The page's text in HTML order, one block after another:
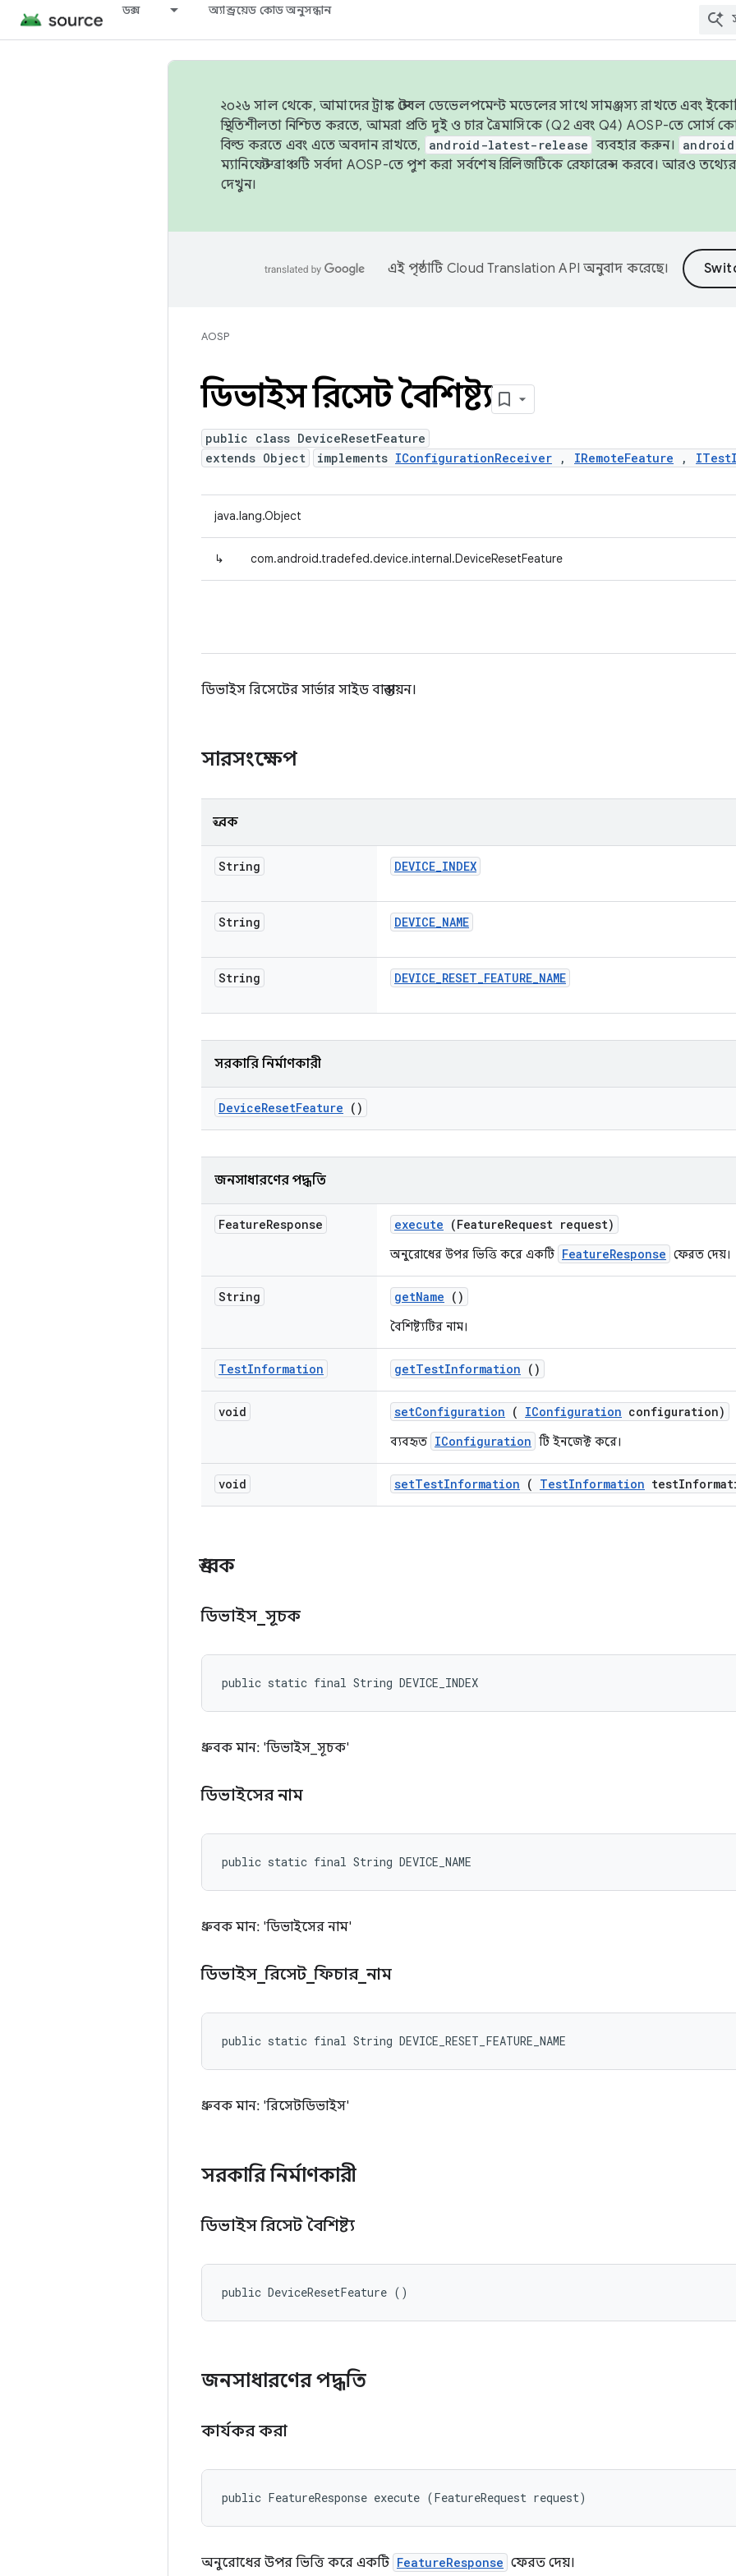
ডক্স অ্যান্ড্রয়েড কোড অনুসন্ধান
২০২৬ সাল থেকে, আমাদের ট্রাঙ্ক স্টেবল ডেভেলপমেন্ট মডেলের সাথে সামঞ্জস্য রাখতে এবং
স্থিতিশীলতা নিশ্চিত করতে, আমরা প্রতি দুই ও চার ত্রৈমাসিকে (Q2 এবং Q4) AOSP-তে সোর্স
বিল্ড করতে এবং এতে অবদান রাখতে,
android-latest-release ব্যবহার করুন।
ম্যানিফেস্ট ব্রাঞ্চটি সর্বদা AOSP-তে পুশ করা সর্বশেষ রিলিজটিকে রেফারেন্স করবে। আরও
দেখুন।
এই পৃষ্ঠাটি Cloud Translation API অনুবাদ করেছে।
AOSP
ডিভাইস রিসেট বৈশিষ্ট্য
public class DeviceResetFeature
extends Object
implements IConfigurationReceiver , IRemoteFeature ,
java.lang.Object
↳ com.android.tradefed.device.internal.DeviceResetFeature
ডিভাইস রিসেটের সার্ভার সাইড বাস্তবায়ন।
সারসংক্ষেপ
ধ্রুবক
String DEVICE_INDEX
String DEVICE_NAME
String DEVICE_RESET_FEATURE_NAME
সরকারি নির্মাণকারী
DeviceResetFeature ()
জনসাধারণের পদ্ধতি
FeatureResponse execute (FeatureRequest request)
অনুরোধের উপর ভিত্তি করে একটি FeatureResponse ফেরত দেয়।
String getName ()
বৈশিষ্ট্যটির নাম।
TestInformation getTestInformation ()
void setConfiguration ( IConfiguration configuration)
ব্যবহৃত IConfiguration টি ইনজেক্ট করে।
void setTestInformation ( TestInformation test
ধ্রুবক
ডিভাইস সূচক
public static final String DEVICE_INDEX
ধ্রুবক মান: 'ডিভাইস_সূচক'
ডিভাইসের নাম
public static final String DEVICE_NAME
ধ্রুবক মান: 'ডিভাইসের নাম'
ডিভাইস _রিসেট_ফিচার_ নাম
public static final String DEVICE_RESET_FEATURE_NAME
ধ্রুবক মান: 'রিসেটডিভাইস'
সরকারি নির্মাণকারী
ডিভাইস রিসেট বৈশিষ্ট্য
public DeviceResetFeature ()
জনসাধারণের পদ্ধতি
কার্যকর করা
public FeatureResponse execute (FeatureRequest request)
অনুরোধের উপর ভিত্তি করে একটি FeatureResponse ফেরত দেয়।